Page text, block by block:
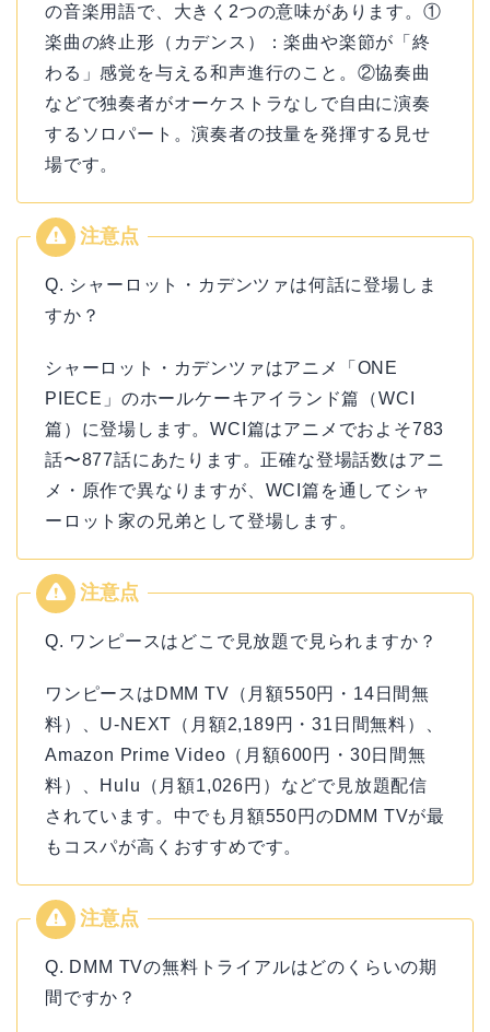
の音楽用語で、大きく2つの意味があります。①
楽曲の終止形（カデンス）：楽曲や楽節が「終
わる」感覚を与える和声進行のこと。②協奏曲
などで独奏者がオーケストラなしで自由に演奏
するソロパート。演奏者の技量を発揮する見せ
場です。
Q. シャーロット・カデンツァは何話に登場しま
すか？
シャーロット・カデンツァはアニメ「ONE
PIECE」のホールケーキアイランド篇（WCI
篇）に登場します。WCI篇はアニメでおよそ783
話〜877話にあたります。正確な登場話数はアニ
メ・原作で異なりますが、WCI篇を通してシャ
ーロット家の兄弟として登場します。
Q. ワンピースはどこで見放題で見られますか？
ワンピースはDMM TV（月額550円・14日間無
料）、U-NEXT（月額2,189円・31日間無料）、
Amazon Prime Video（月額600円・30日間無
料）、Hulu（月額1,026円）などで見放題配信
されています。中でも月額550円のDMM TVが最
もコスパが高くおすすめです。
Q. DMM TVの無料トライアルはどのくらいの期
間ですか？